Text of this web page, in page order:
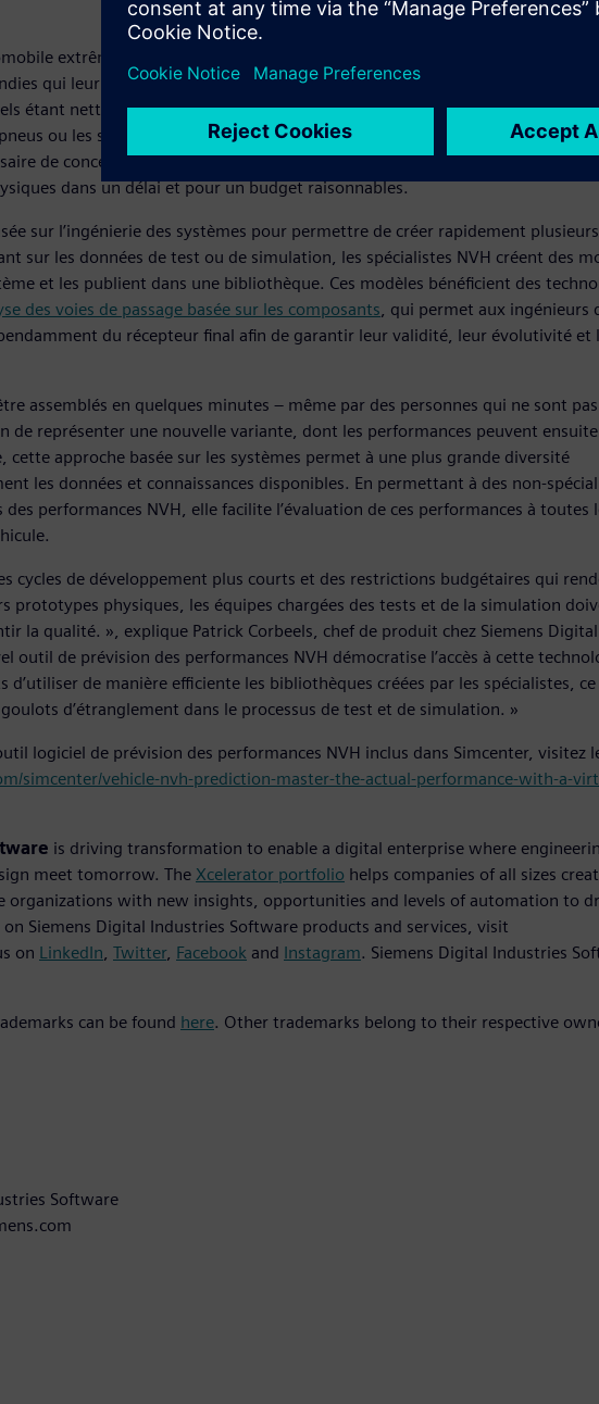
extrêmement dynamique, les ingénieurs NVH ont besoin d’outils
qui leur permettront d’optimiser les performances des véhicules. Les
étant nettement moins bruyants que les moteurs thermiques, ils ne
ou les systèmes auxiliaires, y compris les HVAC et les essuie-glaces.
de concevoir davantage de variantes, mais il est impossible de construire
dans un délai et pour un budget raisonnables.
sur l’ingénierie des systèmes pour permettre de créer rapidement plusieurs
sur les données de test ou de simulation, les spécialistes NVH créent des
et les publient dans une bibliothèque. Ces modèles bénéficient des
des voies de passage basée sur les composants, qui permet aux ingénieurs
du récepteur final afin de garantir leur validité, leur évolutivité et
assemblés en quelques minutes – même par des personnes qui ne sont pas
de représenter une nouvelle variante, dont les performances peuvent
cette approche basée sur les systèmes permet à une plus grande diversité
les données et connaissances disponibles. En permettant à des non-
performances NVH, elle facilite l’évaluation de ces performances à toutes
cycles de développement plus courts et des restrictions budgétaires qui
prototypes physiques, les équipes chargées des tests et de la simulation
la qualité. », explique Patrick Corbeels, chef de produit chez Siemens Digital
outil de prévision des performances NVH démocratise l’accès à cette
de manière efficiente les bibliothèques créées par les spécialistes,
d’étranglement dans le processus de test et de simulation. »
logiciel de prévision des performances NVH inclus dans Simcenter, visitez
simcenter/vehicle-nvh-prediction-master-the-actual-performance-with-a-
is driving transformation to enable a digital enterprise where
meet tomorrow. The Xcelerator portfolio helps companies of all sizes
organizations with new insights, opportunities and levels of automation to
Siemens Digital Industries Software products and services, visit
on LinkedIn, Twitter, Facebook and Instagram. Siemens Digital Industries
can be found here. Other trademarks belong to their respective
Software